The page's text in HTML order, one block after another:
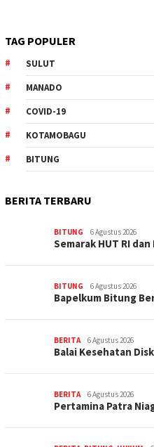
TAG POPULER
SULUT
MANADO
COVID-19
KOTAMOBAGU
BITUNG
BERITA TERBARU
BITUNG 6 Agustus 2026
Semarak HUT RI
BITUNG 6 Agustus 2026
‎Bapelkum Bitung
BERITA 6 Agustus 2026
Balai Kesehatan
BERITA 6 Agustus 2026
Pertamina Patra